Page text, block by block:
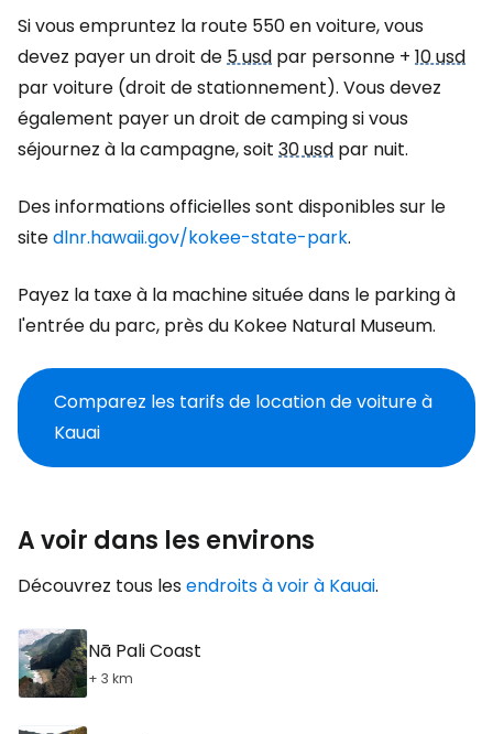
Si vous empruntez la route 550 en voiture, vous
devez payer un droit de 5 usd par personne + 10 usd
par voiture (droit de stationnement). Vous devez
également payer un droit de camping si vous
séjournez à la campagne, soit 30 usd par nuit.
Des informations officielles sont disponibles sur le
sitedlnr.hawaii.gov/kokee-state-park.
Payez la taxe à la machine située dans le parking à
l'entrée du parc, près du Kokee Natural Museum.
Comparez les tarifs de location de voiture à
Kauai
A voir dans les environs
Découvrez tous lesendroits à voir à Kauai.
Nā Pali Coast
+ 3 km